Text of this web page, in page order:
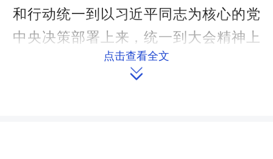
和行动统一到以习近平同志为核心的党
中央决策部署上来，统一到大会精神上
来，确保大会精神落地落实。同时，贯
彻落实大会精神的一个重要内容，就是
点击查看全文
